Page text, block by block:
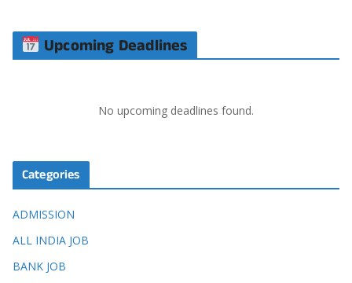
Upcoming Deadlines
No upcoming deadlines found.
Categories
ADMISSION
ALL INDIA JOB
BANK JOB